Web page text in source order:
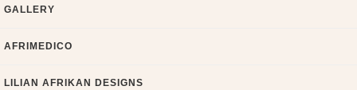
GALLERY
AFRIMEDICO
LILIAN AFRIKAN DESIGNS